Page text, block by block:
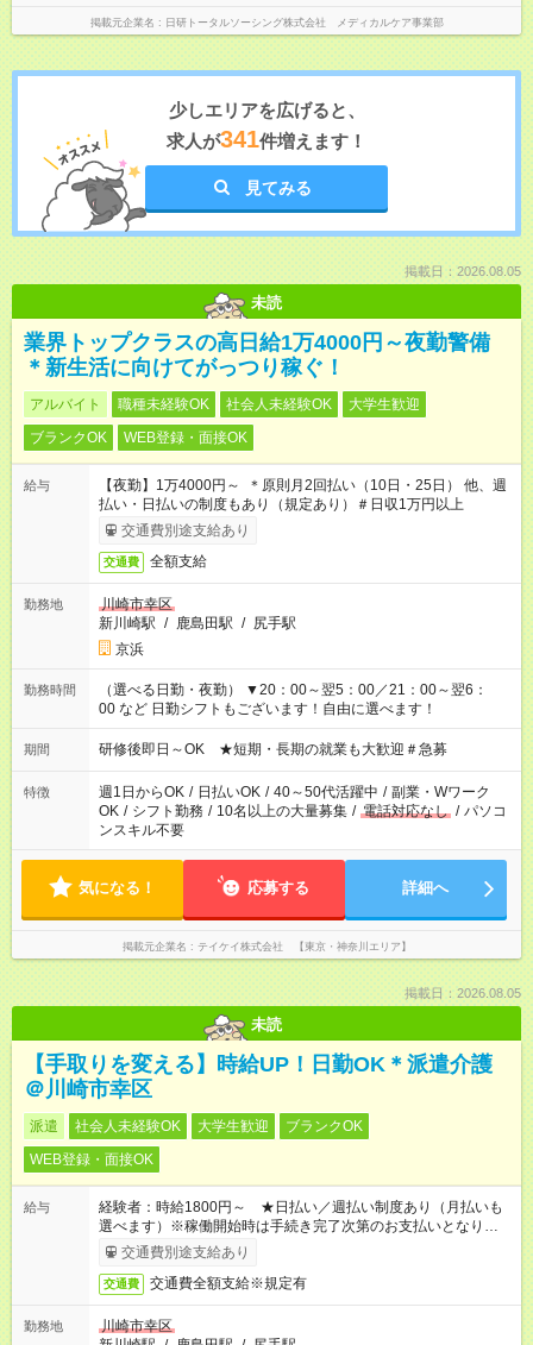
掲載元企業名 日研トータルソーシング株式会社 メディカルケア事業部
少しエリアを広げると、
求人が341件増えます！
見てみる
掲載日：2026.08.05
未読
業界トップクラスの高日給1万4000円～夜勤警備
＊新生活に向けてがっつり稼ぐ！
アルバイト 職種未経験OK 社会人未経験OK
大学生歓迎
ブランクOK
WEB登録・面接OK
給与
【夜勤】1万4000円～ ＊原則月2回払い（10日・25日） 他、週
払い・日払いの制度もあり（規定あり）＃日収1万円以上
交通費別途支給あり
交通費 全額支給
勤務地
川崎市幸区
新川崎駅 / 鹿島田駅 / 尻手駅
京浜
勤務時間
（選べる日勤・夜勤） ▼20：00～翌5：00／21：00～翌6：
00 など 日勤シフトもございます！自由に選べます！
期間 研修後即日～OK ★短期・長期の就業も大歓迎＃急募
特徴 週1日からOK / 日払いOK / 40～50代活躍中 / 副業・Wワーク
OK / シフト勤務 / 10名以上の大量募集 / 電話対応なし / パソコ
ンスキル不要
気になる！ 応募する 詳細へ
掲載元企業名 テイケイ株式会社 【東京・神奈川エリア】
掲載日：2026.08.05
未読
【手取りを変える】時給UP！日勤OK＊派遣介護
＠川崎市幸区
派遣 社会人未経験OK 大学生歓迎
ブランクOK
WEB登録・面接OK
給与
経験者：時給1800円～ ★日払い／週払い制度あり（月払いも
選べます）※稼働開始時は手続き完了次第のお支払いとなりま
す。交通費別途支給あり
交通費 交通費全額支給※規定有
勤務地
川崎市幸区